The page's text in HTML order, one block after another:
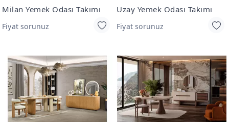
Milan Yemek Odası Takımı
Fiyat sorunuz
Uzay Yemek Odası Takımı
Fiyat sorunuz